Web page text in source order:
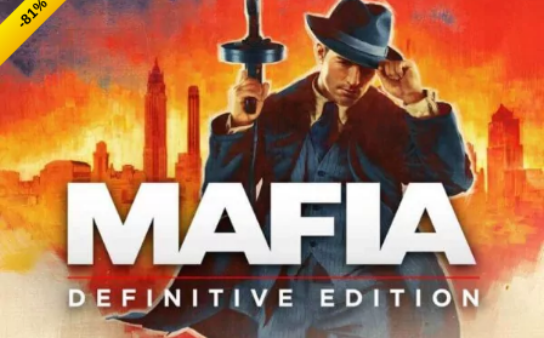
-81%